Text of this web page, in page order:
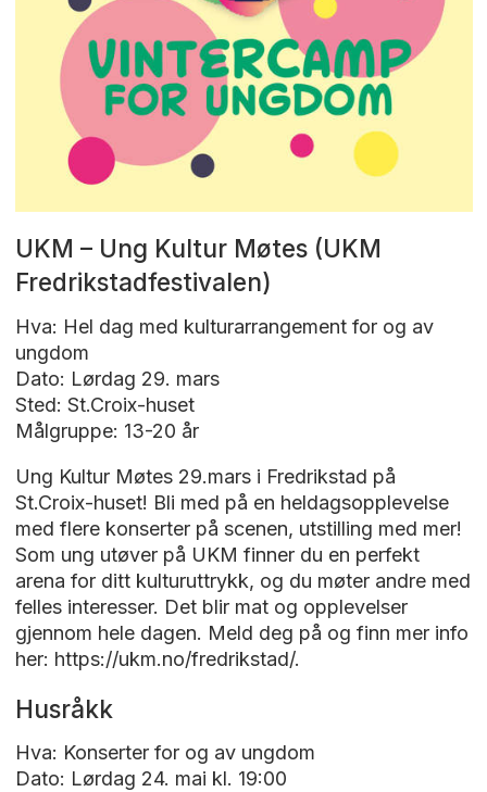
UKM – Ung Kultur Møtes (UKM
Fredrikstadfestivalen)
Hva: Hel dag med kulturarrangement for og av
ungdom
Dato: Lørdag 29. mars
Sted: St.Croix-huset
Målgruppe: 13-20 år
Ung Kultur Møtes 29.mars i Fredrikstad på
St.Croix-huset! Bli med på en heldagsopplevelse
med flere konserter på scenen, utstilling med mer!
Som ung utøver på UKM finner du en perfekt
arena for ditt kulturuttrykk, og du møter andre med
felles interesser. Det blir mat og opplevelser
gjennom hele dagen. Meld deg på og finn mer info
her: https://ukm.no/fredrikstad/.
Husråkk
Hva: Konserter for og av ungdom
Dato: Lørdag 24. mai kl. 19:00